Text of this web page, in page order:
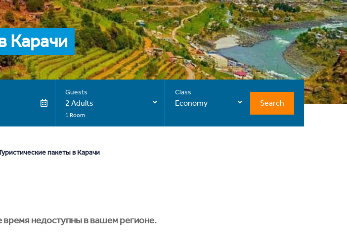
Карачи
Guests
2 Adults
1 Room
Class
Economy Search
пакеты в Карачи
недоступны в вашем регионе.